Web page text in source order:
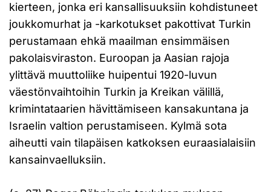
kierteen, jonka eri kansallisuuksiin kohdistuneet
joukkomurhat ja -karkotukset pakottivat Turkin
perustamaan ehkä maailman ensimmäisen
pakolaisviraston. Euroopan ja Aasian rajoja
ylittävä muuttoliike huipentui 1920-luvun
väestönvaihtoihin Turkin ja Kreikan välillä,
krimintataarien hävittämiseen kansakuntana ja
Israelin valtion perustamiseen. Kylmä sota
aiheutti vain tilapäisen katkoksen euraasialaisiin
kansainvaelluksiin.